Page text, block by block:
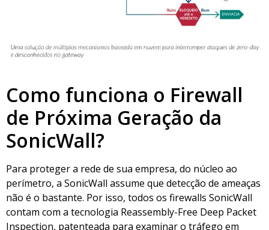
Como funciona o Firewall
de Próxima Geração da
SonicWall?
Para proteger a rede de sua empresa, do núcleo ao
perímetro, a SonicWall assume que detecção de ameaças
não é o bastante. Por isso, todos os firewalls SonicWall
contam com a tecnologia Reassembly-Free Deep Packet
Inspection, patenteada para examinar o tráfego em